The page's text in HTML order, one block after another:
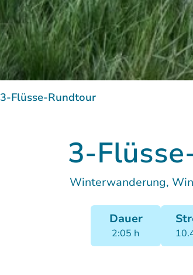
3-Flüsse-Rundtour
3-
Winterwanderung,
Dauer
2:05 h